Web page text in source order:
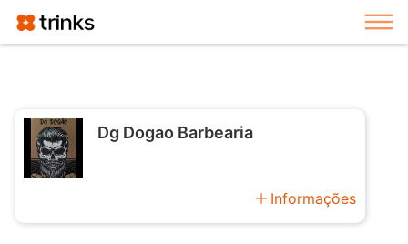
Dg Dogao Barbearia
add Informações